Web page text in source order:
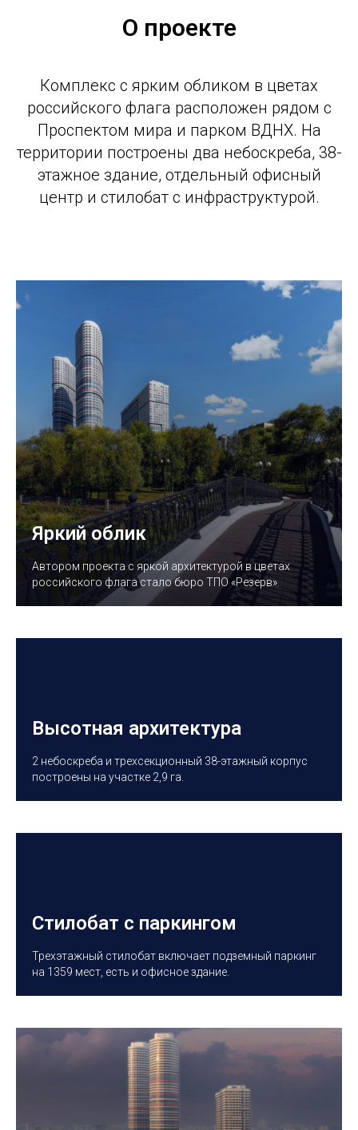
О проекте
Комплекс с ярким обликом в цветах
российского флага расположен рядом с
Проспектом мира и парком ВДНХ. На
территории построены два небоскреба, 38-
этажное здание, отдельный офисный
центр и стилобат с инфраструктурой.
Яркий облик
Автором проекта с яркой архитектурой в цветах
российского флага стало бюро ТПО «Резерв».
Высотная архитектура
2 небоскреба и трехсекционный 38-этажный корпус
построены на участке 2,9 га.
Стилобат с паркингом
Трехэтажный стилобат включает подземный паркинг
на 1359 мест, есть и офисное здание.